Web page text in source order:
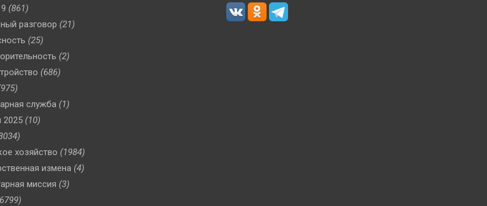
(861)
разговор (21)
(25)
(2)
(686)
служба (1)
(10)
хозяйство (1984)
измена (4)
миссия (3)